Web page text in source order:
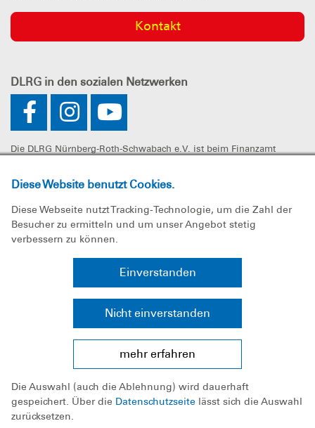
Diese Website benutzt Cookies.
Diese Webseite nutzt Tracking-Technologie, um die Zahl der
Besucher zu ermitteln und um unser Angebot stetig
verbessern zu können.
Einverstanden
Nicht einverstanden
mehr erfahren
Die Auswahl (auch die Ablehnung) wird dauerhaft
gespeichert. Über die Datenschutzseite lässt sich die Auswahl
zurücksetzen.
Kontakt
DLRG in den sozialen Netzwerken
Die DLRG Nürnberg-Roth-Schwabach e.V. ist beim Finanzamt
gemacht werden.
Landesverband Bayern e.V.
Bezirk Mittelfranken e.V.